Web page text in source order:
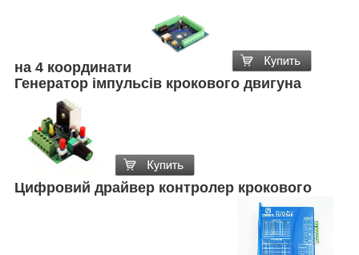
на 4 координати
Генератор імпульсів крокового двигуна
Цифровий драйвер контролер крокового